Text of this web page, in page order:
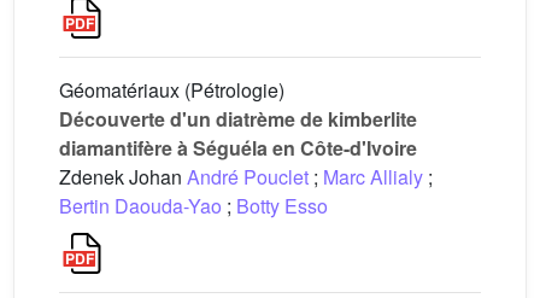
Géomatériaux (Pétrologie)
Découverte d'un diatrème de kimberlite
diamantifère à Séguéla en Côte-d'Ivoire
Zdenek Johan André Pouclet ; Marc Allialy ;
Bertin Daouda-Yao ; Botty Esso